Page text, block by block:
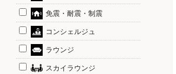
免震・耐震・制震
コンシェルジュ
ラウンジ
スカイラウンジ